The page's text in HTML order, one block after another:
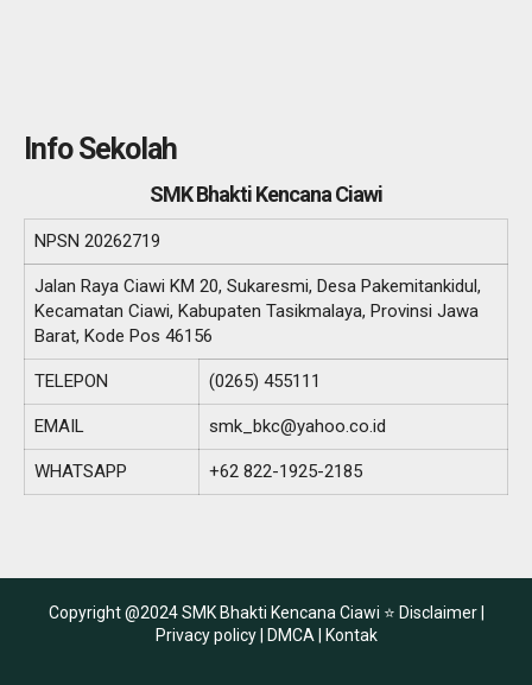
Info Sekolah
SMK Bhakti Kencana Ciawi
NPSN 20262719
Jalan Raya Ciawi KM 20, Sukaresmi, Desa Pakemitankidul,
Kecamatan Ciawi, Kabupaten Tasikmalaya, Provinsi Jawa
Barat, Kode Pos 46156
TELEPON (0265) 455111
EMAIL smk_bkc@yahoo.co.id
WHATSAPP +62 822-1925-2185
Copyright @2024 SMK Bhakti Kencana Ciawi ⭐ Disclaimer |
Privacy policy |
DMCA | Kontak